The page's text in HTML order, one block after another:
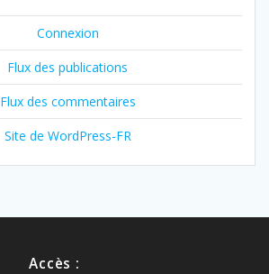
Connexion
Flux des publications
Flux des commentaires
Site de WordPress-FR
Accès :